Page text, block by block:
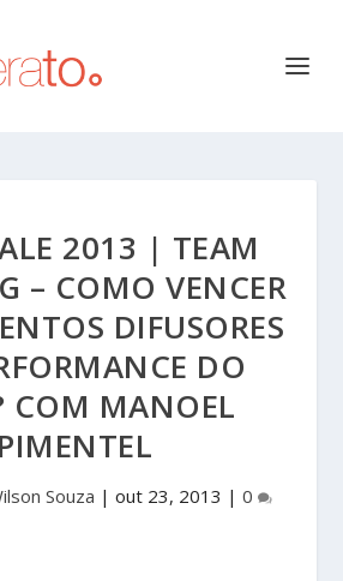
2013 | TEAM
– COMO VENCER
DIFUSORES
DO
COM MANOEL
PIMENTEL
Souza | out 23, 2013 | 0